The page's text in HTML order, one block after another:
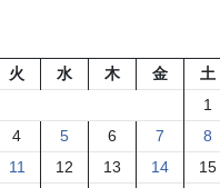
火 水 木 金
土
1
4 5 6 7
8
11 12 13 14
15